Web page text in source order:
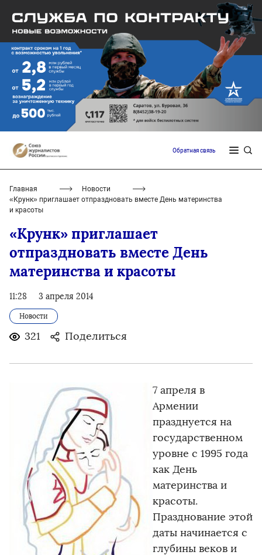
Обратная связь
Главная
Новости
«Крунк» приглашает отпраздновать вместе День материнства
и красоты
«Крунк» приглашает
отпраздновать вместе День
материнства и красоты
11:28 3 апреля 2014
Новости
321 Поделиться
7 апреля в
Армении
празднуется на
государственном
уровне с 1995 года
как День
материнства и
красоты.
Празднование этой
даты начинается с
глубины веков и